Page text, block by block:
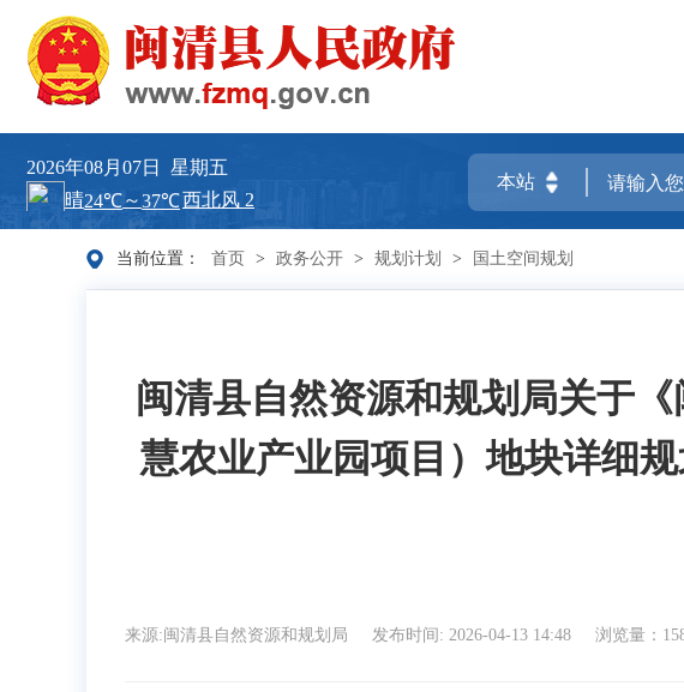
2026年08月07日 星期五
当前位置： 首页 > 政务公开 > 规划计划 > 国土空间规划
闽清县自然资源和规划局关于
慧农业产业园项目）地块详细
来源:闽清县自然资源和规划局 发布时间: 2026-04-13 14:48 浏览量：